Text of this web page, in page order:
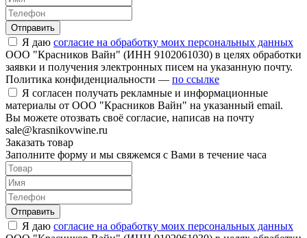
Отправить
Я даю согласие на обработку моих персональных данных
ООО "Красников Вайн" (ИНН 9102061030) в целях обработки
заявки и получения электронных писем на указанную почту.
Политика конфиденциальности — по ссылке
Я согласен получать рекламные и информационные
материалы от ООО "Красников Вайн" на указанный email.
Вы можете отозвать своё согласие, написав на почту
sale@krasnikovwine.ru
Заказать товар
Заполните форму и мы свяжемся с Вами в течение часа
Отправить
Я даю согласие на обработку моих персональных данных